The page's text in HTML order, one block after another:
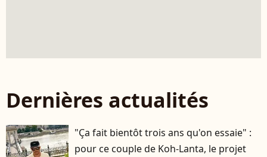
Dernières actualités
"Ça fait bientôt trois ans qu'on essaie" :
pour ce couple de Koh-Lanta, le projet